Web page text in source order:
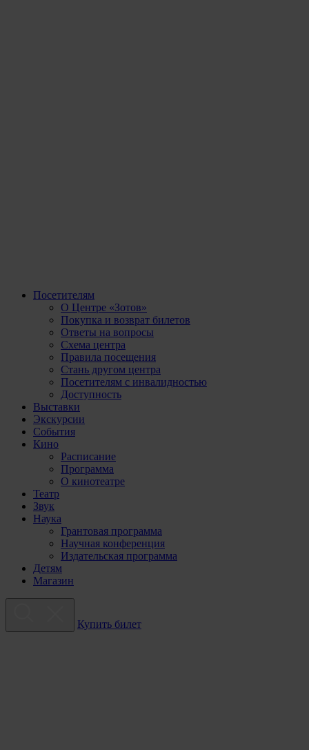
Посетителям
О Центре «Зотов»
Покупка и возврат билетов
Ответы на вопросы
Схема центра
Правила посещения
Стань другом центра
Посетителям с инвалидностью
Доступность
Выставки
Экскурсии
События
Кино
Расписание
Программа
О кинотеатре
Театр
Звук
Наука
Грантовая программа
Научная конференция
Издательская программа
Детям
Магазин
Купить билет